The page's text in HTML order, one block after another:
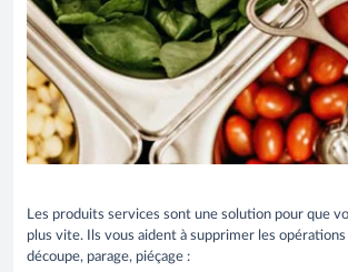
Les produits services sont une solution pour que
plus vite. Ils vous aident à supprimer les
découpe, parage, piéçage :